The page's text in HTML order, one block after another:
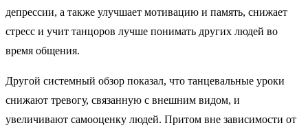
депрессии, а также улучшает мотивацию и память, снижает
стресс и учит танцоров лучше понимать других людей во
время общения.
Другой системный обзор показал, что танцевальные уроки
снижают тревогу, связанную с внешним видом, и
увеличивают самооценку людей. Притом вне зависимости от